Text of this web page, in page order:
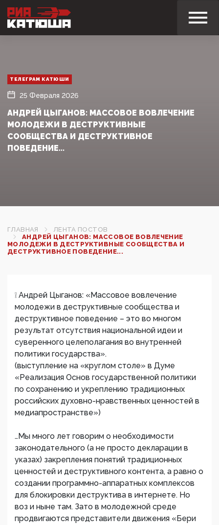
ТЕЛЕГРАМ КАТЮШИ
25 Февраля 2026
АНДРЕЙ ЦЫГАНОВ: МАССОВОЕ ВОВЛЕЧЕНИЕ
МОЛОДЕЖИ В ДЕСТРУКТИВНЫЕ
СООБЩЕСТВА И ДЕСТРУКТИВНОЕ
ПОВЕДЕНИЕ...
ГЛАВНАЯ
ЛЕНТА ПОСТОВ
АНДРЕЙ ЦЫГАНОВ: МАССОВОЕ ВОВЛЕЧЕНИЕ
МОЛОДЕЖИ В ДЕСТРУКТИВНЫЕ СООБЩЕСТВА И
ДЕСТРУКТИВНОЕ ПОВЕДЕНИЕ...
❕ Андрей Цыганов: «Массовое вовлечение
молодежи в деструктивные сообщества и
деструктивное поведение – это во многом
результат отсутствия национальной идеи и
суверенного целеполагания во внутренней
политики государства».
(выступление на «круглом столе» в Думе
«Реализация Основ государственной политики
по сохранению и укреплению традиционных
российских духовно-нравственных ценностей в
медиапространстве»)
…Мы много лет говорим о необходимости
законодательного (а не просто декларации в
указах) закрепления понятий традиционных
ценностей и деструктивного контента, а равно о
создании программно-аппаратных комплексов
для блокировки деструктива в интернете. Но
воз и ныне там. Зато в молодежной среде
продвигаются представители движения «Бери